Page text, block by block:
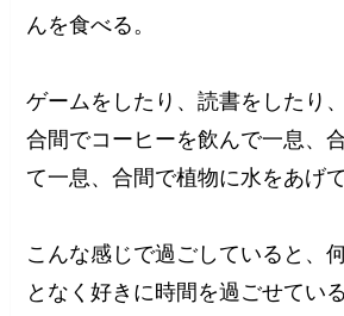
んを食べる。
ゲームをしたり、読書をしたり
合間でコーヒーを飲んで一息、
て一息、合間で植物に水をあげて
こんな感じで過ごしていると、
となく好きに時間を過ごせてい